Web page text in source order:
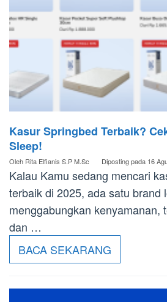
Kasur Springbed Terbaik?
Sleep!
Oleh Rita Elfianis S.P M.Sc Diposting pada 16
Kalau Kamu sedang mencari
terbaik di 2025, ada satu brand
menggabungkan kenyamanan,
dan …
BACA SEKARANG